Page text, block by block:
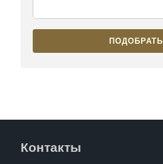
ПОДОБРАТЬ
Контакты